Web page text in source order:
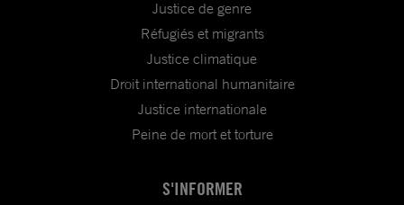
Justice de genre
Réfugiés et migrants
Justice climatique
Droit international humanitaire
Justice internationale
Peine de mort et torture
S'INFORMER